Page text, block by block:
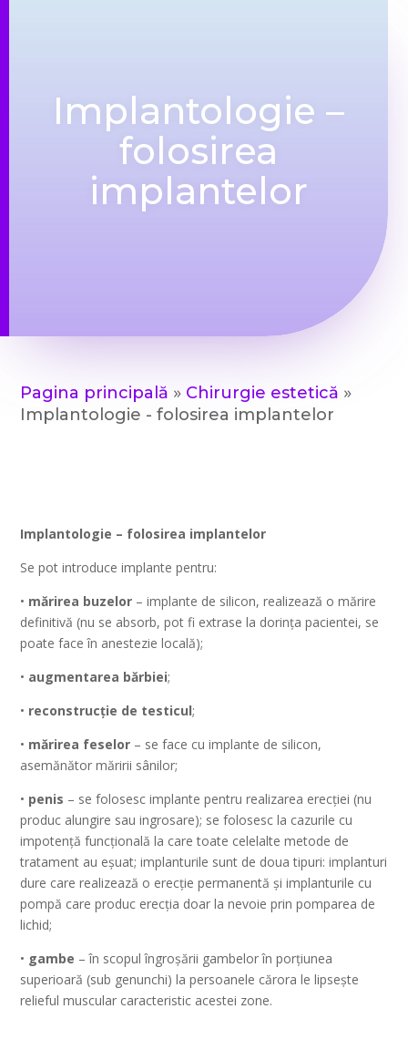
Implantologie –
folosirea
implantelor
Pagina principală » Chirurgie estetică »
Implantologie - folosirea implantelor
Implantologie – folosirea implantelor
Se pot introduce implante pentru:
• mărirea buzelor – implante de silicon, realizează o mărire
definitivă (nu se absorb, pot fi extrase la dorința pacientei, se
poate face în anestezie locală);
• augmentarea bărbiei;
• reconstrucție de testicul;
• mărirea feselor – se face cu implante de silicon,
asemănător măririi sânilor;
• penis – se folosesc implante pentru realizarea erecției (nu
produc alungire sau ingrosare); se folosesc la cazurile cu
impotență funcțională la care toate celelalte metode de
tratament au eșuat; implanturile sunt de doua tipuri: implanturi
dure care realizează o erecție permanentă și implanturile cu
pompă care produc erecția doar la nevoie prin pomparea de
lichid;
• gambe – în scopul îngroșării gambelor în porțiunea
superioară (sub genunchi) la persoanele cărora le lipsește
relieful muscular caracteristic acestei zone.